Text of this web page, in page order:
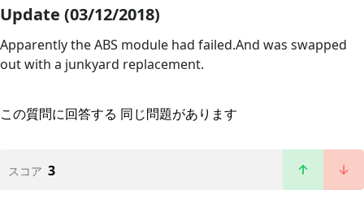
Update (03/12/2018)
Apparently the ABS module had failed.And was swapped
out with a junkyard replacement.
この質問に回答する 同じ問題があります
スコア 3